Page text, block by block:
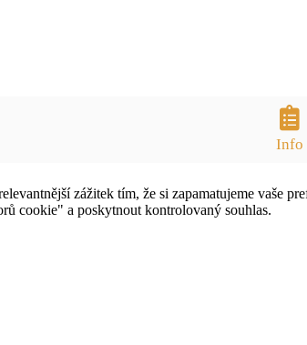
Info
zážitek tím, že si zapamatujeme vaše
cookie" a poskytnout kontrolovaný souhlas.